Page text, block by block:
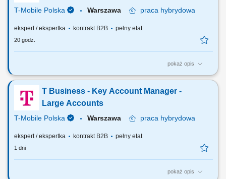
T-Mobile Polska Warszawa praca hybrydowa
ekspert / ekspertka kontrakt B2B pełny etat
20 godz.
pokaż opis
Zadania, które na Ciebie czekają: Aktywna sprzedaż kampanii Mobile
Advertising oraz Big Data; Współpraca z Klientami oraz domami
mediowymi; Realizacja założonych planów sprzedaży w powierzonych
projektach; Aktywne pozyskiwanie nowych Klientów; Przygotowywanie i
prowadzenie prezentacji...
T Business - Key Account Manager -
Large Accounts
T-Mobile Polska Warszawa praca hybrydowa
ekspert / ekspertka kontrakt B2B pełny etat
1 dni
pokaż opis